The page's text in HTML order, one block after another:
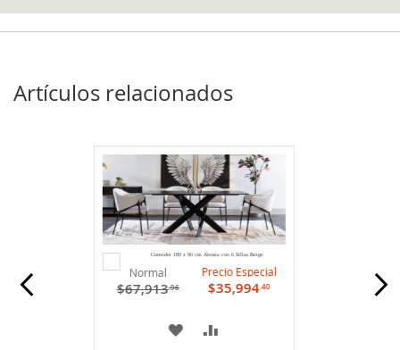
Artículos relacionados
Comedor 180 x 90 cm Alessia con 6 Sillas Beige
Normal
$67,913.96
Precio Especial
$35,994.40
carrito